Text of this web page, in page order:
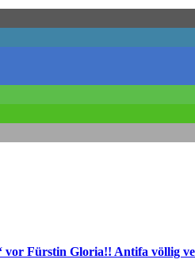
vor Fürstin Gloria!! Antifa völlig